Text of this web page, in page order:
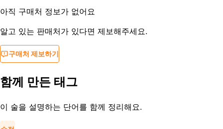
아직 구매처 정보가 없어요
알고 있는 판매처가 있다면 제보해주세요.
구매처 제보하기
함께 만든 태그
이 술을 설명하는 단어를 함께 정리해요.